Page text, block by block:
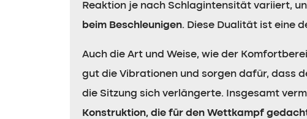
Reaktion je nach Schlagintensität variiert,
beim Beschleunigen. Diese Dualität ist eine
Auch die Art und Weise, wie der
gut die Vibrationen und sorgen dafür, dass
die Sitzung sich verlängerte. Insgesamt
Konstruktion, die für den Wettkampf